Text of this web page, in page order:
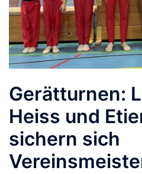
Gerätturnen:
Heiss und
sichern sich